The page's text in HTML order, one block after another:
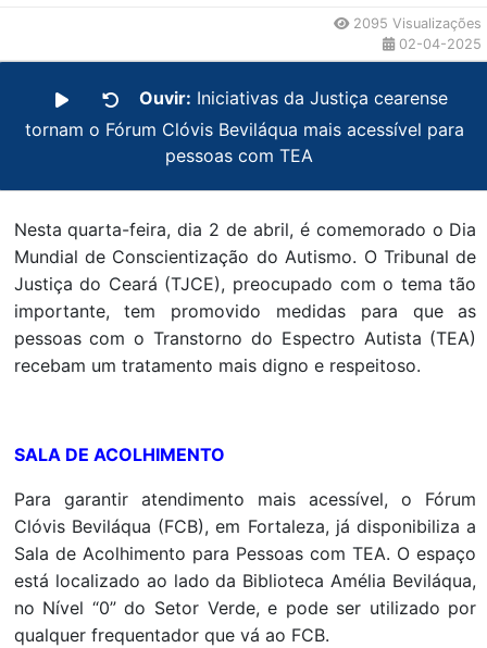
2095 Visualizações
02-04-2025
Ouvir: Iniciativas da Justiça cearense
tornam o Fórum Clóvis Beviláqua mais acessível para
pessoas com TEA
Nesta quarta-feira, dia 2 de abril, é comemorado o Dia
Mundial de Conscientização do Autismo. O Tribunal de
Justiça do Ceará (TJCE), preocupado com o tema tão
importante, tem promovido medidas para que as
pessoas com o Transtorno do Espectro Autista (TEA)
recebam um tratamento mais digno e respeitoso.
SALA DE ACOLHIMENTO
Para garantir atendimento mais acessível, o Fórum
Clóvis Beviláqua (FCB), em Fortaleza, já disponibiliza a
Sala de Acolhimento para Pessoas com TEA. O espaço
está localizado ao lado da Biblioteca Amélia Beviláqua,
no Nível “0” do Setor Verde, e pode ser utilizado por
qualquer frequentador que vá ao FCB.